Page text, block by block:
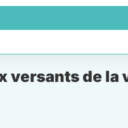
versants de la